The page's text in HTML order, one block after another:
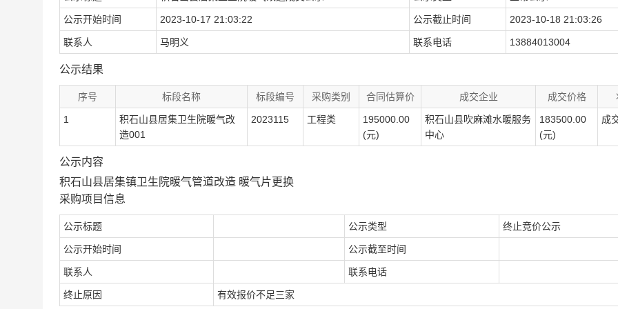
公示开始时间 2023-10-17 21:03:22 公示截止时间 2023-10-18 21:03:26
联系人 马明义 联系电话 13884013004
公示结果
序号 标段名称 标段编号 采购类别 合同估算价 成交企业 成交价格
1
积石山县居集卫生院暖气改
造001
2023115 工程类
195000.00
(元)
积石山县吹麻滩水暖服务
中心
183500.00
(元)
成
公示内容
积石山县居集镇卫生院暖气管道改造 暖气片更换
采购项目信息
公示标题 公示类型 终止竞价公示
公示开始时间 公示截至时间
联系人 联系电话
终止原因 有效报价不足三家